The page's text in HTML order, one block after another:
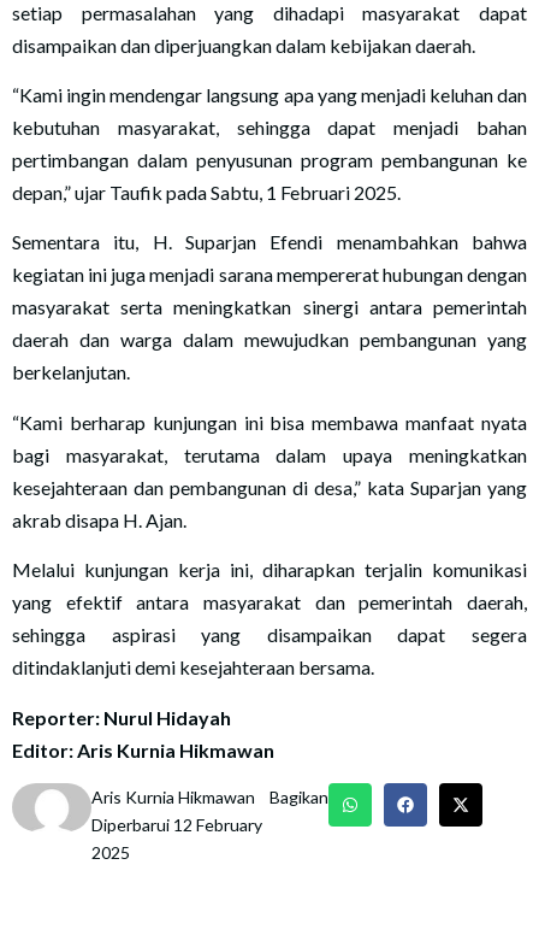
setiap permasalahan yang dihadapi masyarakat dapat
disampaikan dan diperjuangkan dalam kebijakan daerah.
“Kami ingin mendengar langsung apa yang menjadi keluhan dan
kebutuhan masyarakat, sehingga dapat menjadi bahan
pertimbangan dalam penyusunan program pembangunan ke
depan,” ujar Taufik pada Sabtu, 1 Februari 2025.
Sementara itu, H. Suparjan Efendi menambahkan bahwa
kegiatan ini juga menjadi sarana mempererat hubungan dengan
masyarakat serta meningkatkan sinergi antara pemerintah
daerah dan warga dalam mewujudkan pembangunan yang
berkelanjutan.
“Kami berharap kunjungan ini bisa membawa manfaat nyata
bagi masyarakat, terutama dalam upaya meningkatkan
kesejahteraan dan pembangunan di desa,” kata Suparjan yang
akrab disapa H. Ajan.
Melalui kunjungan kerja ini, diharapkan terjalin komunikasi
yang efektif antara masyarakat dan pemerintah daerah,
sehingga aspirasi yang disampaikan dapat segera
ditindaklanjuti demi kesejahteraan bersama.
Reporter: Nurul Hidayah
Editor: Aris Kurnia Hikmawan
Aris Kurnia Hikmawan
Diperbarui 12 February
2025
Bagikan